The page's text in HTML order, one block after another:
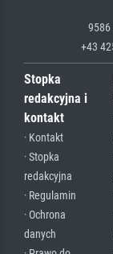
9586
+43
Stopka
redakcyjna i
kontakt
· Kontakt
· Stopka
redakcyjna
· Regulamin
· Ochrona
danych